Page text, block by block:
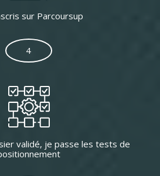
sur Parcoursup
4
validé, je passe les tests de